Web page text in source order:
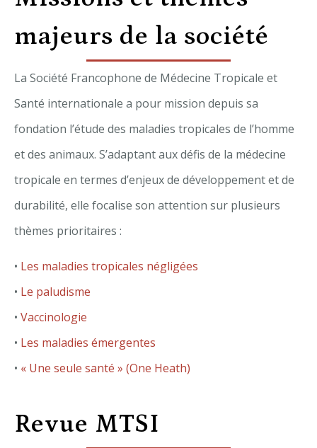
majeurs de la société
La Société Francophone de Médecine Tropicale et
Santé internationale a pour mission depuis sa
fondation l’étude des maladies tropicales de l’homme
et des animaux. S’adaptant aux défis de la médecine
tropicale en termes d’enjeux de développement et de
durabilité, elle focalise son attention sur plusieurs
thèmes prioritaires :
• Les maladies tropicales négligées
• Le paludisme
• Vaccinologie
• Les maladies émergentes
• « Une seule santé » (One Heath)
Revue MTSI